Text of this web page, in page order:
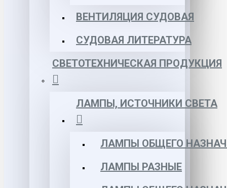
ВЕНТИЛЯЦИЯ СУДОВАЯ
СУДОВАЯ ЛИТЕРАТУРА
СВЕТОТЕХНИЧЕСКАЯ ПРОДУКЦИЯ
ЛАМПЫ, ИСТОЧНИКИ СВЕТА
ЛАМПЫ ОБЩЕГО
ЛАМПЫ РАЗНЫЕ